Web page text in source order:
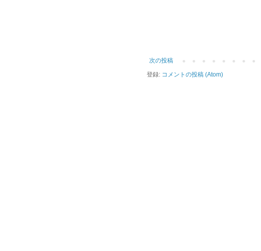
次の投稿
登録: コメントの投稿 (Atom)